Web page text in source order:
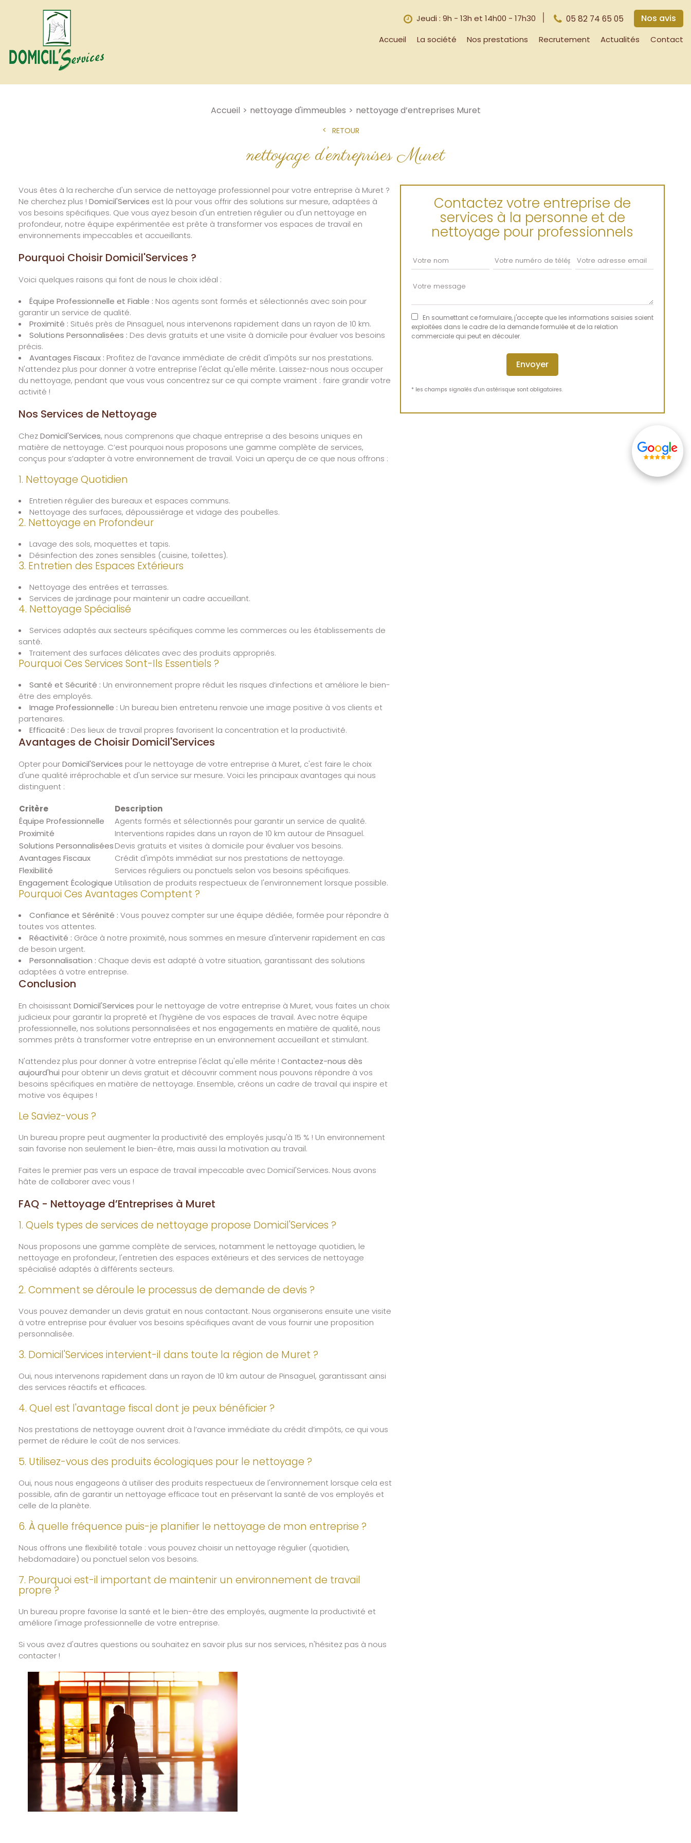
Jeudi : 9h - 13h et 14h00 - 17h30 05 82 74 65 05 Nos avis
Accueil La société Nos prestations Recrutement Actualités Contact
Accueil nettoyage d'immeubles nettoyage d’entreprises Muret
RETOUR
nettoyage d’entreprises Muret
Vous êtes à la recherche d'un service de nettoyage professionnel pour votre entreprise à Muret ?
Ne cherchez plus ! Domicil'Services est là pour vous offrir des solutions sur mesure, adaptées à
vos besoins spécifiques. Que vous ayez besoin d'un entretien régulier ou d'un nettoyage en
profondeur, notre équipe expérimentée est prête à transformer vos espaces de travail en
environnements impeccables et accueillants.
Pourquoi Choisir Domicil'Services ?
Voici quelques raisons qui font de nous le choix idéal :
Équipe Professionnelle et Fiable : Nos agents sont formés et sélectionnés avec soin pour
garantir un service de qualité.
Proximité : Situés près de Pinsaguel, nous intervenons rapidement dans un rayon de 10 km.
Solutions Personnalisées : Des devis gratuits et une visite à domicile pour évaluer vos besoins
précis.
Avantages Fiscaux : Profitez de l’avance immédiate de crédit d'impôts sur nos prestations.
N'attendez plus pour donner à votre entreprise l'éclat qu'elle mérite. Laissez-nous nous occuper
du nettoyage, pendant que vous vous concentrez sur ce qui compte vraiment : faire grandir votre
activité !
Nos Services de Nettoyage
ChezDomicil'Services, nous comprenons que chaque entreprise a des besoins uniques en
matière de nettoyage. C’est pourquoi nous proposons une gamme complète de services,
conçus pour s’adapter à votre environnement de travail. Voici un aperçu de ce que nous offrons :
1. Nettoyage Quotidien
Entretien régulier des bureaux et espaces communs.
Nettoyage des surfaces, dépoussiérage et vidage des poubelles.
2. Nettoyage en Profondeur
Lavage des sols, moquettes et tapis.
Désinfection des zones sensibles (cuisine, toilettes).
3. Entretien des Espaces Extérieurs
Nettoyage des entrées et terrasses.
Services de jardinage pour maintenir un cadre accueillant.
4. Nettoyage Spécialisé
Services adaptés aux secteurs spécifiques comme les commerces ou les établissements de
santé.
Traitement des surfaces délicates avec des produits appropriés.
Pourquoi Ces Services Sont-Ils Essentiels ?
Santé et Sécurité : Un environnement propre réduit les risques d’infections et améliore le bien-
être des employés.
Image Professionnelle : Un bureau bien entretenu renvoie une image positive à vos clients et
partenaires.
Efficacité : Des lieux de travail propres favorisent la concentration et la productivité.
Avantages de Choisir Domicil'Services
Opter pourDomicil'Services pour le nettoyage de votre entreprise à Muret, c'est faire le choix
d'une qualité irréprochable et d'un service sur mesure. Voici les principaux avantages qui nous
distinguent :
Critère
Description
Équipe Professionnelle
Agents formés et sélectionnés pour garantir un service de qualité.
Proximité
Interventions rapides dans un rayon de 10 km autour de Pinsaguel.
Solutions PersonnaliséesDevis gratuits et visites à domicile pour évaluer vos besoins.
Avantages Fiscaux
Crédit d'impôts immédiat sur nos prestations de nettoyage.
Flexibilité
Services réguliers ou ponctuels selon vos besoins spécifiques.
Engagement Écologique Utilisation de produits respectueux de l'environnement lorsque possible.
Pourquoi Ces Avantages Comptent ?
Confiance et Sérénité : Vous pouvez compter sur une équipe dédiée, formée pour répondre à
toutes vos attentes.
Réactivité : Grâce à notre proximité, nous sommes en mesure d'intervenir rapidement en cas
de besoin urgent.
Personnalisation : Chaque devis est adapté à votre situation, garantissant des solutions
adaptées à votre entreprise.
Conclusion
En choisissant Domicil'Services pour le nettoyage de votre entreprise à Muret, vous faites un choix
judicieux pour garantir la propreté et l'hygiène de vos espaces de travail. Avec notre équipe
professionnelle, nos solutions personnalisées et nos engagements en matière de qualité, nous
sommes prêts à transformer votre entreprise en un environnement accueillant et stimulant.
N'attendez plus pour donner à votre entreprise l'éclat qu'elle mérite ! Contactez-nous dès
aujourd'hui pour obtenir un devis gratuit et découvrir comment nous pouvons répondre à vos
besoins spécifiques en matière de nettoyage. Ensemble, créons un cadre de travail qui inspire et
motive vos équipes !
Le Saviez-vous ?
Un bureau propre peut augmenter la productivité des employés jusqu'à 15 % ! Un environnement
sain favorise non seulement le bien-être, mais aussi la motivation au travail.
Faites le premier pas vers un espace de travail impeccable avec Domicil'Services. Nous avons
hâte de collaborer avec vous !
FAQ - Nettoyage d’Entreprises à Muret
1. Quels types de services de nettoyage propose Domicil'Services ?
Nous proposons une gamme complète de services, notamment le nettoyage quotidien, le
nettoyage en profondeur, l'entretien des espaces extérieurs et des services de nettoyage
spécialisé adaptés à différents secteurs.
2. Comment se déroule le processus de demande de devis ?
Vous pouvez demander un devis gratuit en nous contactant. Nous organiserons ensuite une visite
à votre entreprise pour évaluer vos besoins spécifiques avant de vous fournir une proposition
personnalisée.
3. Domicil'Services intervient-il dans toute la région de Muret ?
Oui, nous intervenons rapidement dans un rayon de 10 km autour de Pinsaguel, garantissant ainsi
des services réactifs et efficaces.
4. Quel est l'avantage fiscal dont je peux bénéficier ?
Nos prestations de nettoyage ouvrent droit à l’avance immédiate du crédit d’impôts, ce qui vous
permet de réduire le coût de nos services.
5. Utilisez-vous des produits écologiques pour le nettoyage ?
Oui, nous nous engageons à utiliser des produits respectueux de l'environnement lorsque cela est
possible, afin de garantir un nettoyage efficace tout en préservant la santé de vos employés et
celle de la planète.
6. À quelle fréquence puis-je planifier le nettoyage de mon entreprise ?
Nous offrons une flexibilité totale : vous pouvez choisir un nettoyage régulier (quotidien,
hebdomadaire) ou ponctuel selon vos besoins.
7. Pourquoi est-il important de maintenir un environnement de travail
propre ?
Un bureau propre favorise la santé et le bien-être des employés, augmente la productivité et
améliore l'image professionnelle de votre entreprise.
Si vous avez d'autres questions ou souhaitez en savoir plus sur nos services, n'hésitez pas à nous
contacter !
Contactez votre entreprise de
services à la personne et de
nettoyage pour professionnels
En soumettant ce formulaire, j'accepte que les informations saisies soient
exploitées dans le cadre de la demande formulée et de la relation
commerciale qui peut en découler.
* les champs signalés d'un astérisque sont obligatoires.